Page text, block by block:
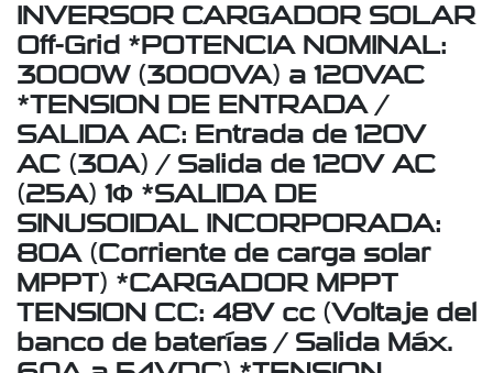
INVERSOR CARGADOR SOLAR
Off-Grid *POTENCIA NOMINAL:
3000W (3000VA) a 120VAC
*TENSION DE ENTRADA /
SALIDA AC: Entrada de 120V
AC (30A) / Salida de 120V AC
(25A) 1Φ *SALIDA DE
SINUSOIDAL INCORPORADA:
80A (Corriente de carga solar
MPPT) *CARGADOR MPPT
TENSION CC: 48V cc (Voltaje del
banco de baterías / Salida Máx.